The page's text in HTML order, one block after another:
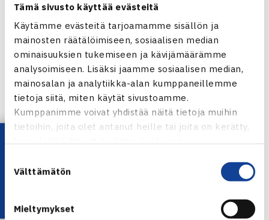
Tämä sivusto käyttää evästeitä
Käytämme evästeitä tarjoamamme sisällön ja
mainosten räätälöimiseen, sosiaalisen median
ominaisuuksien tukemiseen ja kävijämäärämme
analysoimiseen. Lisäksi jaamme sosiaalisen median,
mainosalan ja analytiikka-alan kumppaneillemme
tietoja siitä, miten käytät sivustoamme.
Kumppanimme voivat yhdistää näitä tietoja muihin
tietoihin, joita olet antanut heille tai joita on kerätty,
valinta
Välttämätön
Mieltymykset
Aamulehti Tampere Openin palkintoarvo on 50 000
dollaria. Samaan aikaan miesten turnauksen kanssa
pelataan naisten 10 000 dollarin ITF-turnaus.
Aamulehti Tampere Open
Seuraava uutinen: Heliövaara välieriin
Lataa OmaTennis!